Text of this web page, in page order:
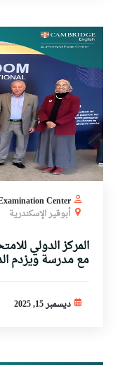
Center
أبوقير الإسكندرية
المركز الدولي
مع مدرسة ويزدم
ديسمبر 15, 2025